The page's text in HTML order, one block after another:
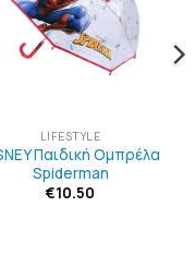
ΕΠΙΘΥΜΙΏΝ
LIFESTYLE
Παιδική Ομπρέλα
Spiderman
€10.50